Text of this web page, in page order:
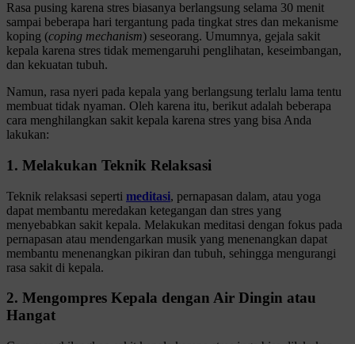
Rasa pusing karena stres biasanya berlangsung selama 30 menit
sampai beberapa hari tergantung pada tingkat stres dan mekanisme
koping (coping mechanism) seseorang. Umumnya, gejala sakit
kepala karena stres tidak memengaruhi penglihatan, keseimbangan,
dan kekuatan tubuh.
Namun, rasa nyeri pada kepala yang berlangsung terlalu lama tentu
membuat tidak nyaman. Oleh karena itu, berikut adalah beberapa
cara menghilangkan sakit kepala karena stres yang bisa Anda
lakukan:
1. Melakukan Teknik Relaksasi
Teknik relaksasi seperti meditasi, pernapasan dalam, atau yoga
dapat membantu meredakan ketegangan dan stres yang
menyebabkan sakit kepala. Melakukan meditasi dengan fokus pada
pernapasan atau mendengarkan musik yang menenangkan dapat
membantu menenangkan pikiran dan tubuh, sehingga mengurangi
rasa sakit di kepala.
2. Mengompres Kepala dengan Air Dingin atau
Hangat